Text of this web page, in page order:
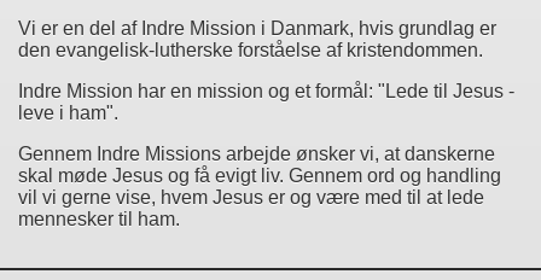
Vi er en del af Indre Mission i Danmark, hvis grundlag er
den evangelisk-lutherske forståelse af kristendommen.
Indre Mission har en mission og et formål: "Lede til Jesus -
leve i ham".
Gennem Indre Missions arbejde ønsker vi, at danskerne
skal møde Jesus og få evigt liv. Gennem ord og handling
vil vi gerne vise, hvem Jesus er og være med til at lede
mennesker til ham.